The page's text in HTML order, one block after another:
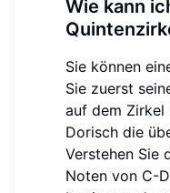
Wie kann
Sie können
Sie zuerst
auf dem Zirkel
Dorisch die
Verstehen Sie
Noten von C-